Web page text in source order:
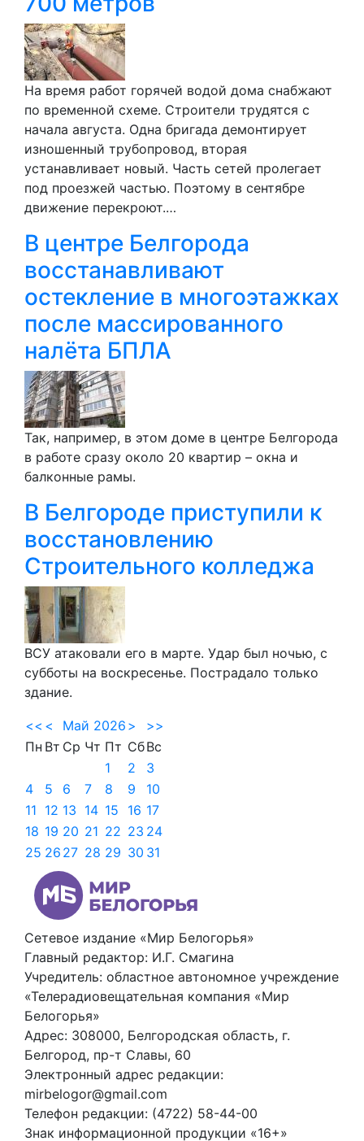
На время работ горячей водой дома снабжают
по временной схеме. Строители трудятся с
начала августа. Одна бригада демонтирует
изношенный трубопровод, вторая
устанавливает новый. Часть сетей пролегает
под проезжей частью. Поэтому в сентябре
движение перекроют.…
В центре Белгорода
восстанавливают
остекление в многоэтажках
после массированного
налёта БПЛА
Так, например, в этом доме в центре Белгорода
в работе сразу около 20 квартир – окна и
балконные рамы.
В Белгороде приступили к
восстановлению
Строительного колледжа
ВСУ атаковали его в марте. Удар был ночью, с
субботы на воскресенье. Пострадало только
здание.
<< < Май 2026 >
>>
Пн Вт Ср Чт Пт СбВс
1
2
3
4
5 6 7 8 9
10
11 12 13 14 15 16 17
18 19 20 21 22 23 24
25 26 27 28 29 30 31
Сетевое издание «Мир Белогорья»
Главный редактор: И.Г. Смагина
Учредитель: областное автономное учреждение
«Телерадиовещательная компания «Мир
Белогорья»
Адрес: 308000, Белгородская область, г.
Белгород, пр-т Славы, 60
Электронный адрес редакции:
mirbelogor@gmail.com
Телефон редакции: (4722) 58-44-00
Знак информационной продукции «16+»